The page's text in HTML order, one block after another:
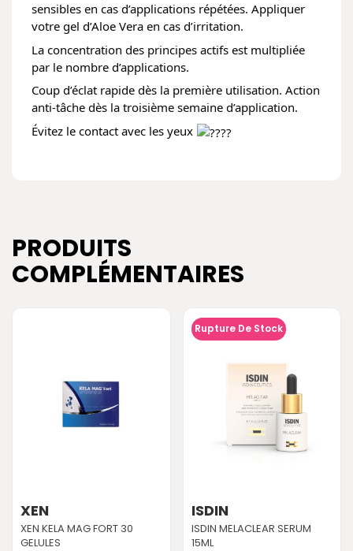
sensibles en cas d’applications répétées. Appliquer
votre gel d’Aloe Vera en cas d’irritation.
La concentration des principes actifs est multipliée
par le nombre d’applications.
Coup d’éclat rapide dès la première utilisation. Action
anti-tâche dès la troisième semaine d’application.
Évitez le contact avec les yeux
PRODUITS
COMPLÉMENTAIRES
XEN
XEN KELA MAG FORT 30
GELULES
Rupture De Stock
ISDIN
ISDIN MELACLEAR SERUM
15ML